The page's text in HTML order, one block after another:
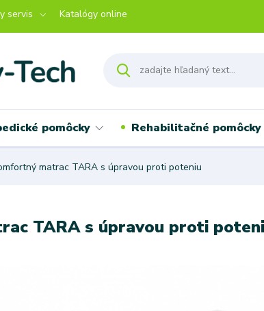
servis Katalógy online
pomôcky Rehabilitačné pomôcky
matrac TARA s úpravou proti poteniu
TARA s úpravou proti